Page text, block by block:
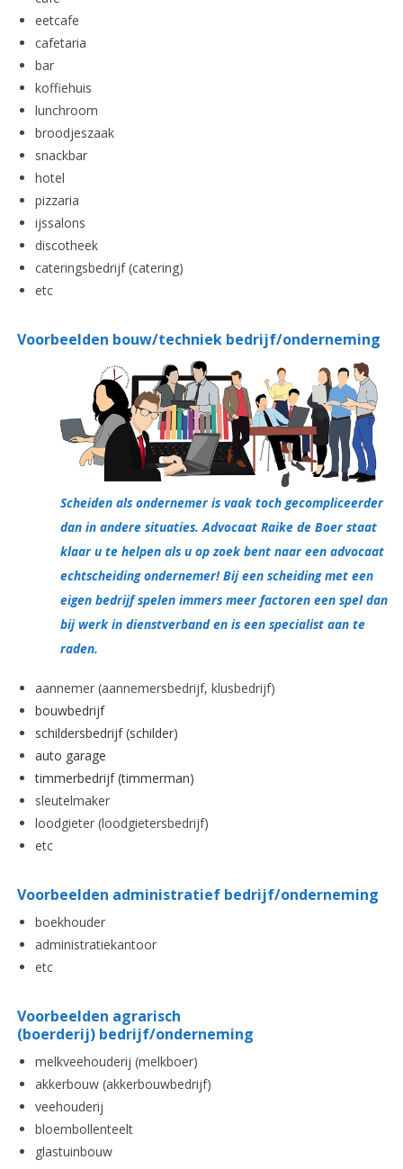
eetcafe
cafetaria
bar
koffiehuis
lunchroom
broodjeszaak
snackbar
hotel
pizzaria
ijssalons
discotheek
cateringsbedrijf (catering)
etc
Voorbeelden bouw/techniek bedrijf/onderneming
Scheiden als ondernemer is vaak toch gecompliceerder
dan in andere situaties. Advocaat Raike de Boer staat
klaar u te helpen als u op zoek bent naar een advocaat
echtscheiding ondernemer! Bij een scheiding met een
eigen bedrijf spelen immers meer factoren een spel dan
bij werk in dienstverband en is een specialist aan te
raden.
aannemer (aannemersbedrijf, klusbedrijf)
bouwbedrijf
schildersbedrijf (schilder)
auto garage
timmerbedrijf (timmerman)
sleutelmaker
loodgieter (loodgietersbedrijf)
etc
Voorbeelden administratief bedrijf/onderneming
boekhouder
administratiekantoor
etc
Voorbeelden agrarisch
(boerderij) bedrijf/onderneming
melkveehouderij (melkboer)
akkerbouw (akkerbouwbedrijf)
veehouderij
bloembollenteelt
glastuinbouw